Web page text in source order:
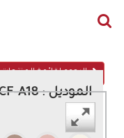
الرجوع لقائمة المنتجات
الموديل : RS-1919-15-CF-A18
اللون :